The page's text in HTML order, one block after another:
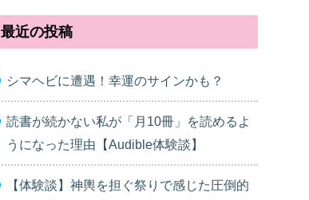
最近の投稿
シマヘビに遭遇！幸運のサインかも？
読書が続かない私が「月10冊」を読めるよ
うになった理由【Audible体験談】
【体験談】神輿を担ぐ祭りで感じた圧倒的